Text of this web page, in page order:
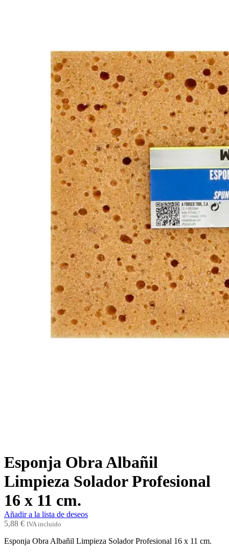
Esponja Obra Albañil
Limpieza Solador Profesional
16 x 11 cm.
Añadir a la lista de deseos
5,88 € IVA incluido
Esponja Obra Albañil Limpieza Solador Profesional 16 x 11 cm.